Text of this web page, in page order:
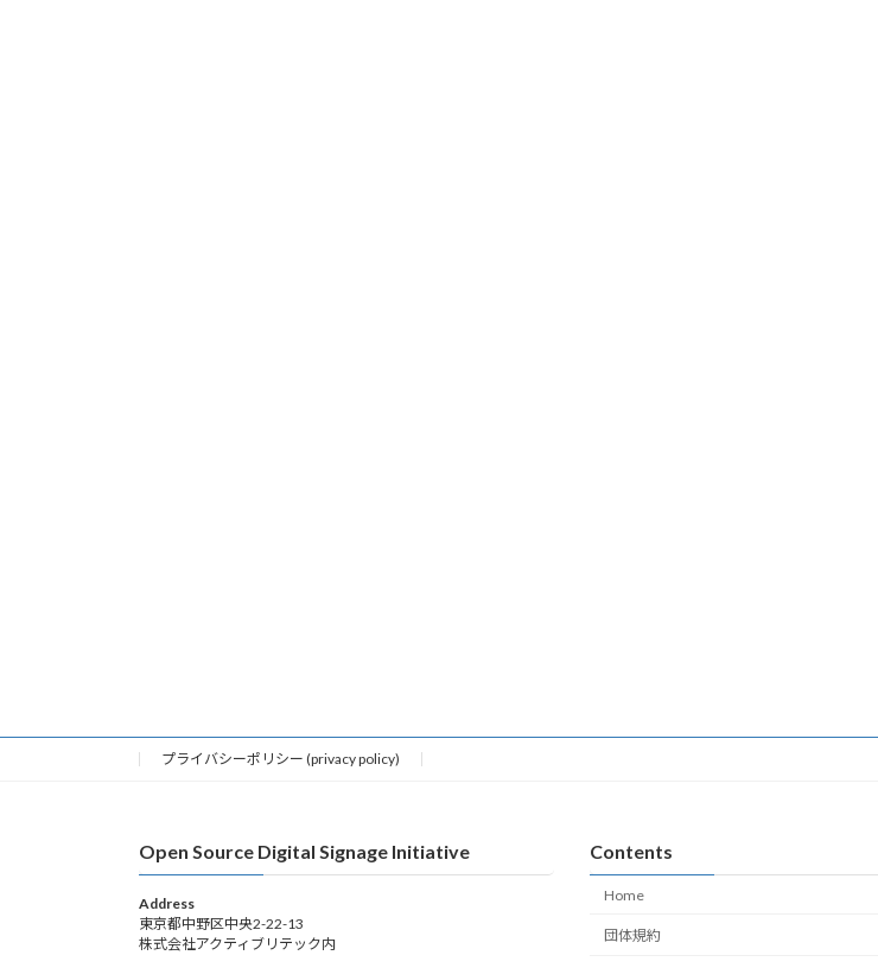
プライバシーポリシー (privacy policy)
Open Source Digital Signage Initiative
Address
東京都中野区中央2-22-13
株式会社アクティブリテック内
Contents
Home
団体規約